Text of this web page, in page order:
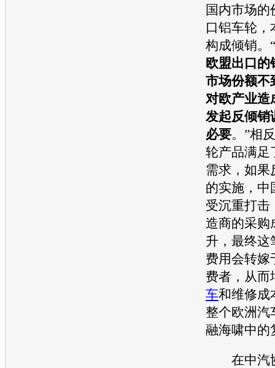
国内市场
口铝车轮，
构成倾销。
欧盟出口
市场份额不
对欧产业造
发起反倾销
必要。”相
轮产品满足
需求，如果
的实施，中
受沉重打击
造商的采购
升，最终这
费用会转嫁
费者，从而
车和维修成
整个欧洲汽
融海啸中的
在中汽